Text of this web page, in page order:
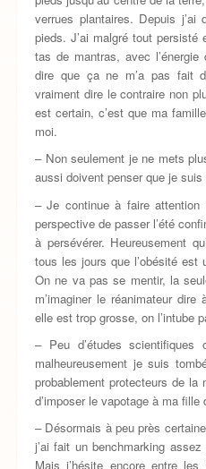
verrues plantaires. Depuis j’ai
pieds. J’ai malgré tout
tas de mantras, avec
dire que ça ne m’a pas fait
vraiment dire le contraire non
est certain, c’est que ma
moi.
– Non seulement je ne mets
aussi doivent penser que je suis
– Je continue à faire attention
perspective de passer l’été
à persévérer. Heureusement
tous les jours que l’obésité est
On ne va pas se mentir, la
m’imaginer le réanimateur
elle est trop grosse, on l’intube
– Peu d’études
malheureusement je suis
probablement protecteurs de
d’imposer le vapotage à ma fille
– Désormais à peu près
j’ai fait un benchmarking
Mais j’hésite encore entre